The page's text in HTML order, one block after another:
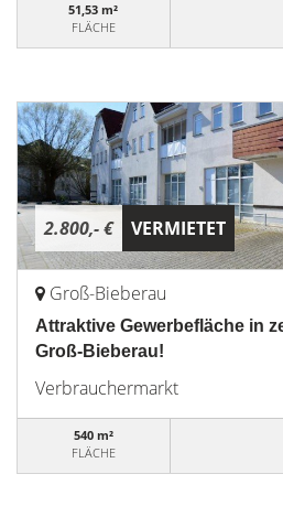
51,53 m²
FLÄCHE
2.800,- € VERMIETET
Groß-Bieberau
Attraktive Gewerbefläche in
Groß-Bieberau!
Verbrauchermarkt
540 m²
FLÄCHE